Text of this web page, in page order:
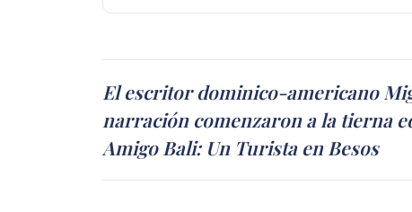
El escritor dominico-americano
narración comenzaron a la tierna
Amigo Bali: Un Turista en Besos